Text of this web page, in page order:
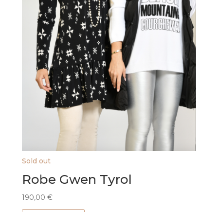
Sold out
Robe Gwen Tyrol
190,00 €
Ce